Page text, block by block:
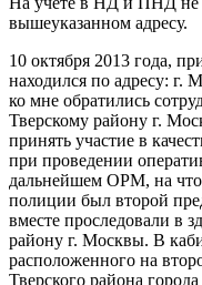
вышеуказанном адресу.
10 октября 2013 года,
находился по адресу: г.
ко мне обратились
Тверскому району г.
принять участие в
при проведении
дальнейшем ОРМ, на что
полиции был второй
вместе проследовали в
району г. Москвы. В
расположенного на
Тверского района